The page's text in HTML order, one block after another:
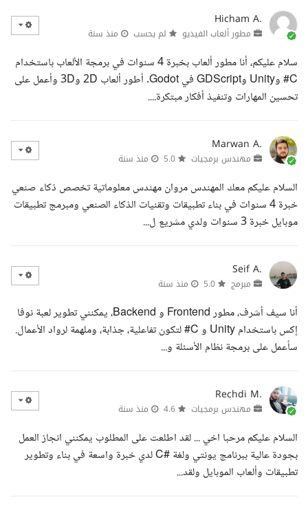
Hicham A.
مطور ألعاب الفيديو لم يحسب منذ سنة
سلام عليكم، أنا مطور ألعاب بخبرة 4 سنوات في برمجة الألعاب باستخدام
C# وUnity وGDScript في Godot. أطور ألعاب 2D و3D وأعمل على
تحسين المهارات وتنفيذ أفكار مبتكرة....
Marwan A.
مهندس برمجيات منذ سنة
السلام عليكم معك المهندس مروان مهندس معلوماتية تخصص ذكاء صنعي
خبرة 4 سنوات في بناء تطبيقات وتقنيات الذكاء الصنعي ومبرمج تطبيقات
موبايل خبرة 3 سنوات ولدي مشريع ل...
Seif A.
مبرمج منذ سنة
أنا سيف أشرف، مطور Frontend و Backend، يمكنني تطوير لعبة نوفا
إكس باستخدام Unity و C# لتكون تفاعلية، جذابة، وملهمة لرواد الأعمال.
سأعمل على برمجة نظام الأسئلة و...
Rechdi M.
مهندس برمجيات منذ سنة
السلام عليكم مرحبا اخي ... لقد اطلعت على المطلوب يمكنني انجاز العمل
بجودة عالية ببرنامج يونتي ولغة #C لدي خبرة واسعة في بناء وتطوير
تطبيقات وألعاب الموبايل ولقد...